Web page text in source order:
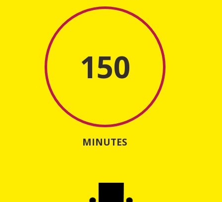
150
MINUTES